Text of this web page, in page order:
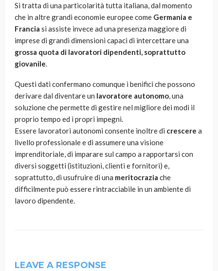
Si tratta di una particolarità tutta italiana, dal momento
che in altre grandi economie europee come Germania e
Francia si assiste invece ad una presenza maggiore di
imprese di grandi dimensioni capaci di intercettare una
grossa quota di lavoratori dipendenti, soprattutto
giovanile.
Questi dati confermano comunque i benifici che possono
derivare dal diventare un lavoratore autonomo, una
soluzione che permette di gestire nel migliore dei modi il
proprio tempo ed i propri impegni.
Essere lavoratori autonomi consente inoltre di crescere a
livello professionale e di assumere una visione
imprenditoriale, di imparare sul campo a rapportarsi con
diversi soggetti (istituzioni, clienti e fornitori) e,
soprattutto, di usufruire di una meritocrazia che
difficilmente può essere rintracciabile in un ambiente di
lavoro dipendente.
LEAVE A RESPONSE